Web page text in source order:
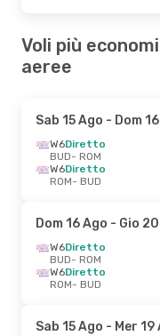
Voli più
aeree
Sab 15 Ago - Dom
W6Diretto
BUD- ROM
W6Diretto
ROM- BUD
Dom 16 Ago - Gio
W6Diretto
BUD- ROM
W6Diretto
ROM- BUD
Sab 15 Ago - Mer 19